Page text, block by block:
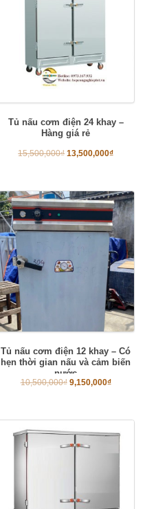
Tủ nấu cơm điện 24 khay –
Hàng giá rẻ
15,500,000₫ 13,500,000₫
Tủ nấu cơm điện 12 khay – Có
hẹn thời gian nấu và cảm biến
nước
10,500,000₫ 9,150,000₫